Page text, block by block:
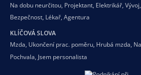
Na dobu neurčitou, Projektant, Elektrikář, Vývoj,
Bezpečnost, Lékař, Agentura
KLÍČOVÁ SLOVA
Mzda, Ukončení prac. poměru, Hrubá mzda,
Pochvala, Jsem personalista